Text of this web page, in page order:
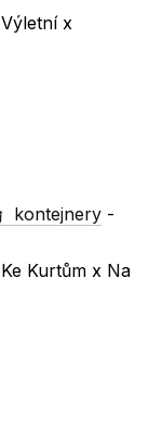
x
kontejnery -
Kurtům x Na